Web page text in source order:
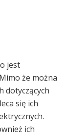
jest
że można
dotyczących
się ich
ich